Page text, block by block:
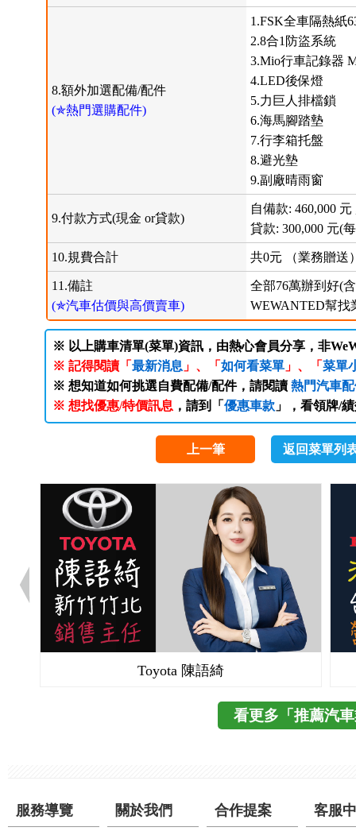
8.額外加選配備/配件
(✯熱門選購配件)
1.FSK全車隔熱紙
2.8合1防盜系統
3.Mio行車記錄器
4.LED後保燈
5.力巨人排檔鎖
6.海馬腳踏墊
7.行李箱托盤
8.避光墊
9.副廠晴雨窗
9.付款方式(現金 or貸款)
自備款: 460,000 元
貸款: 300,000 元(
10.規費合計 共0元 （業務贈送
11.備註
(✯汽車估價與高價賣車)
全部76萬辦到好(
WEWANTED幫找
※ 以上購車清單(菜單)資訊，由熱心會員分享，非
※ 記得閱讀「 最新消息 」、「 如何看菜單」、「 菜單
※ 想知道如何挑選自費配備/配件，請閱讀 熱門汽車
※ 想找優惠/特價訊息 ，請到「 優惠車款」，看領牌/
上一筆 返回菜單列
Toyota 陳語綺
看更多「推薦汽
服務導覽 關於我們 合作提案 客服